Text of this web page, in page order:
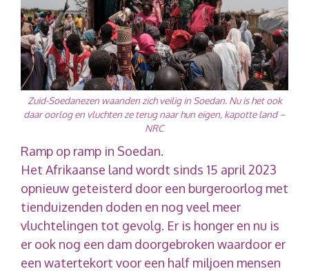
Zuid-Soedanezen waanden zich veilig in Soedan. Nu is het ook
daar oorlog en vluchten ze terug naar hun eigen, kapotte land –
NRC
Ramp op ramp in Soedan.
Het Afrikaanse land wordt sinds 15 april 2023
opnieuw geteisterd door een burgeroorlog met
tienduizenden doden en nog veel meer
vluchtelingen tot gevolg. Er is honger en nu is
er ook nog een dam doorgebroken waardoor er
een watertekort voor een half miljoen mensen